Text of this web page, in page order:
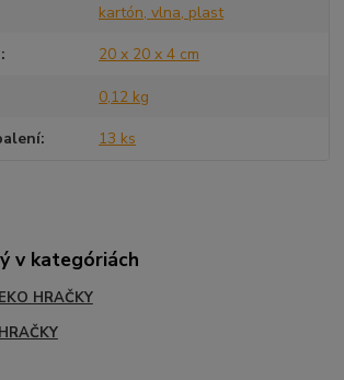
kartón, vlna, plast
20 x 20 x 4 cm
0,12 kg
13 ks
v kategóriách
HRAČKY